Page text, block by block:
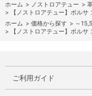
ホーム > ノストロアテュー >
>
【ノストロアテュー】ボル
ホーム > 価格から探す > ～
>
【ノストロアテュー】ボル
ご利用ガイド